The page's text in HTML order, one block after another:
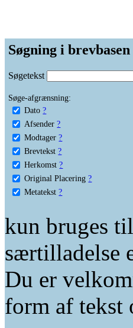
Søgning i brevbasen
Søgetekst
Søge-afgrænsning:
Dato ?
Afsender ?
Modtager ?
Brevtekst ?
Herkomst ?
Original Placering ?
Metatekst ?
kun bruges
særtilladelse
Du er
form af tekst